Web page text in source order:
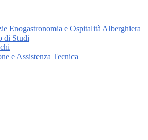
Enogastronomia e Ospitalità Alberghiera
di Studi
e Assistenza Tecnica